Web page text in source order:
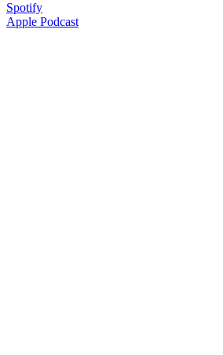
Spotify
Apple Podcast